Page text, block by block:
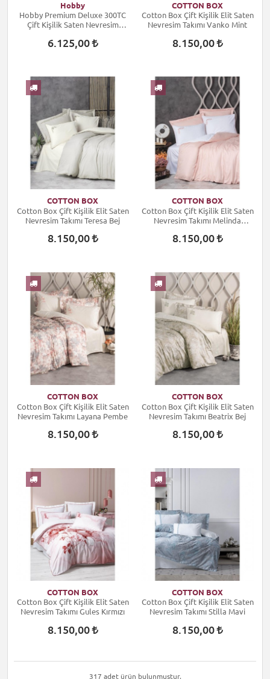
Hobby
Hobby Premium Deluxe 300TC
Çift Kişilik Saten Nevresim
6.125,00
COTTON BOX
Cotton Box Çift Kişilik Elit Saten
Nevresim Takımı Vanko Mint
8.150,00
COTTON BOX
Cotton Box Çift Kişilik Elit Saten
Nevresim Takımı Teresa Bej
8.150,00
COTTON BOX
Cotton Box Çift Kişilik Elit Saten
Nevresim Takımı Melinda
8.150,00
COTTON BOX
Cotton Box Çift Kişilik Elit Saten
Nevresim Takımı Layana Pembe
8.150,00
COTTON BOX
Cotton Box Çift Kişilik Elit Saten
Nevresim Takımı Beatrix Bej
8.150,00
COTTON BOX
Cotton Box Çift Kişilik Elit Saten
Nevresim Takımı Gules Kırmızı
8.150,00
COTTON BOX
Cotton Box Çift Kişilik Elit Saten
Nevresim Takımı Stilla Mavi
8.150,00
317 adet ürün bulunmuştur.